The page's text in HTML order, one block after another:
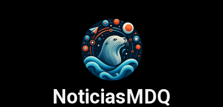
NoticiasMDQ